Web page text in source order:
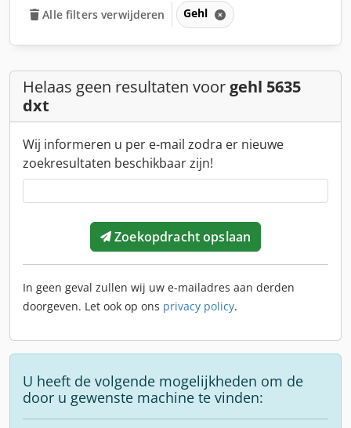
Alle filters verwijderen Gehl
Helaas geen resultaten voor gehl 5635
dxt
Wij informeren u per e-mail zodra er nieuwe
zoekresultaten beschikbaar zijn!
Zoekopdracht opslaan
In geen geval zullen wij uw e-mailadres aan derden
doorgeven. Let ook op ons privacy policy.
U heeft de volgende mogelijkheden om de
door u gewenste machine te vinden: